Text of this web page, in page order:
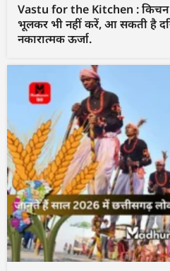
Vastu for the Kitchen : किचन
भूलकर भी नहीं करें, आ सकती है
नकारात्मक ऊर्जा.